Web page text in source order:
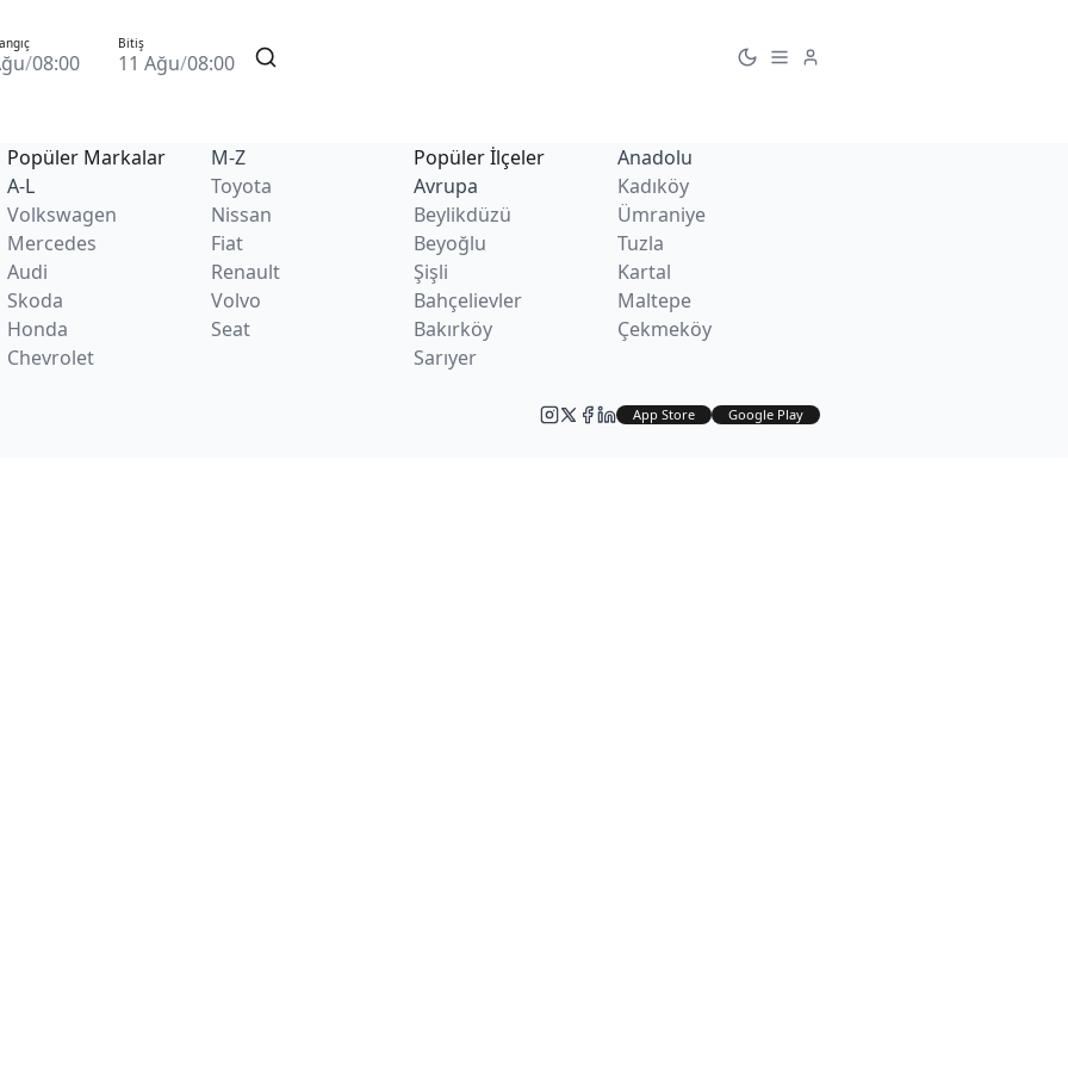
/08:00
Bitiş
11 Ağu/08:00
Popüler Markalar
A-L
Volkswagen
Mercedes
Audi
Skoda
Honda
Chevrolet
M-Z
Toyota
Nissan
Fiat
Renault
Volvo
Seat
Popüler İlçeler
Avrupa
Beylikdüzü
Beyoğlu
Şişli
Bahçelievler
Bakırköy
Sarıyer
Anadolu
Kadıköy
Ümraniye
Tuzla
Kartal
Maltepe
Çekmeköy
App Store Google Play